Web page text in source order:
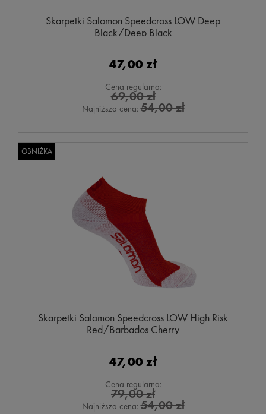
Skarpetki Salomon Speedcross LOW Deep
Black/Deep Black
47,00 zł
Cena regularna:
69,00 zł
Najniższa cena:54,00 zł
Skarpetki Salomon Speedcross LOW High Risk
Red/Barbados Cherry
47,00 zł
Cena regularna:
79,00 zł
Najniższa cena:54,00 zł
OBNIŻKA